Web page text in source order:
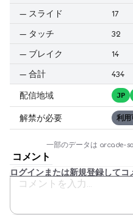
— スライド
17
— タッチ
32
— ブレイク
14
— 合計 434
配信地域 JP
解禁が必要 利用
一部のデータは arcade-
コメント
ログインまたは新規登録してコ